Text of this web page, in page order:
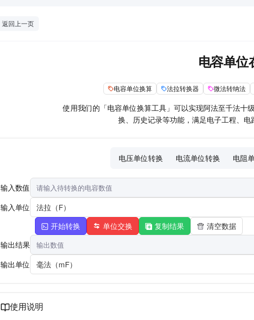
返回上一页
电容单位
电容单位换算 法拉转换器 微法转纳法
使用我们的「电容单位换算工具」可以实现阿法至千法十
换、历史记录等功能，满足电子工程、电
电压单位转换 电流单位转换 电阻
输入数值
输入单位
法拉（F）
开始转换
单位交换 复制结果
清空数据
输出结果
输出单位
毫法（mF）
使用说明